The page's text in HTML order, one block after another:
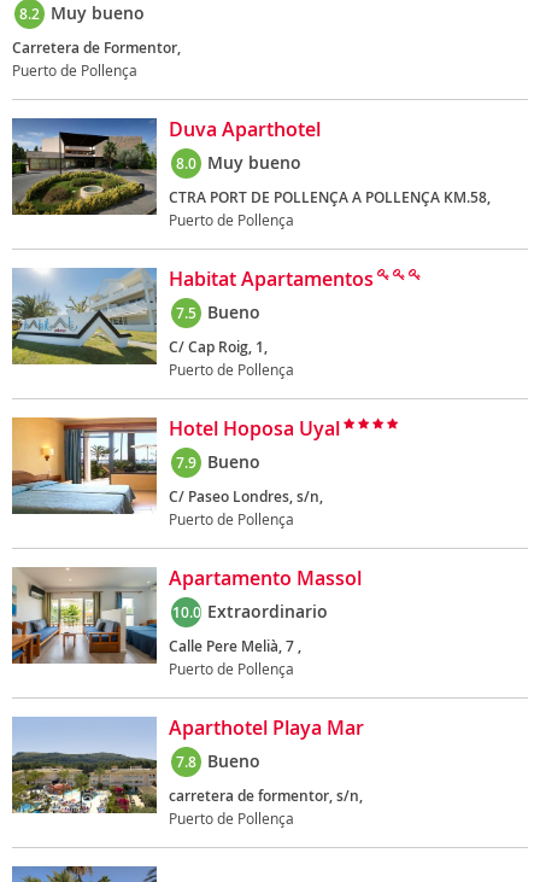
8.2 Muy bueno
Carretera de Formentor,
Puerto de Pollença
Duva Aparthotel
8.0 Muy bueno
CTRA PORT DE POLLENÇA A POLLENÇA KM.58,
Puerto de Pollença
Habitat Apartamentos
7.5 Bueno
C/ Cap Roig, 1,
Puerto de Pollença
Hotel Hoposa Uyal
7.9 Bueno
C/ Paseo Londres, s/n,
Puerto de Pollença
Apartamento Massol
10.0 Extraordinario
Calle Pere Melià, 7 ,
Puerto de Pollença
Aparthotel Playa Mar
7.8 Bueno
carretera de formentor, s/n,
Puerto de Pollença